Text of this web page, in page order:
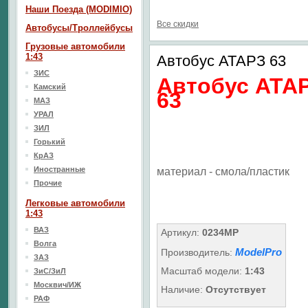
Все скидки
Автобус АТАРЗ 63
Автобус
63
материал - смола/пластик
Артикул: 0234MP
Производитель: ModelPro
Масштаб модели: 1:43
Наличие: Отсутствует
Наши Поезда (MODIMIO)
Автобусы/Троллейбусы
Грузовые автомобили
1:43
ЗИС
Камский
МАЗ
УРАЛ
ЗИЛ
Горький
КрАЗ
Иностранные
Прочие
Легковые автомобили
1:43
ВАЗ
Волга
ЗАЗ
ЗиС/ЗиЛ
Москвич/ИЖ
РАФ